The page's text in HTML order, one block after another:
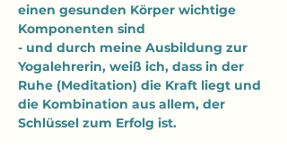
einen gesunden Körper wichtige
Komponenten sind
- und durch meine Ausbildung zur
Yogalehrerin, weiß ich, dass in der
Ruhe (Meditation) die Kraft liegt und
die Kombination aus allem, der
Schlüssel zum Erfolg ist.